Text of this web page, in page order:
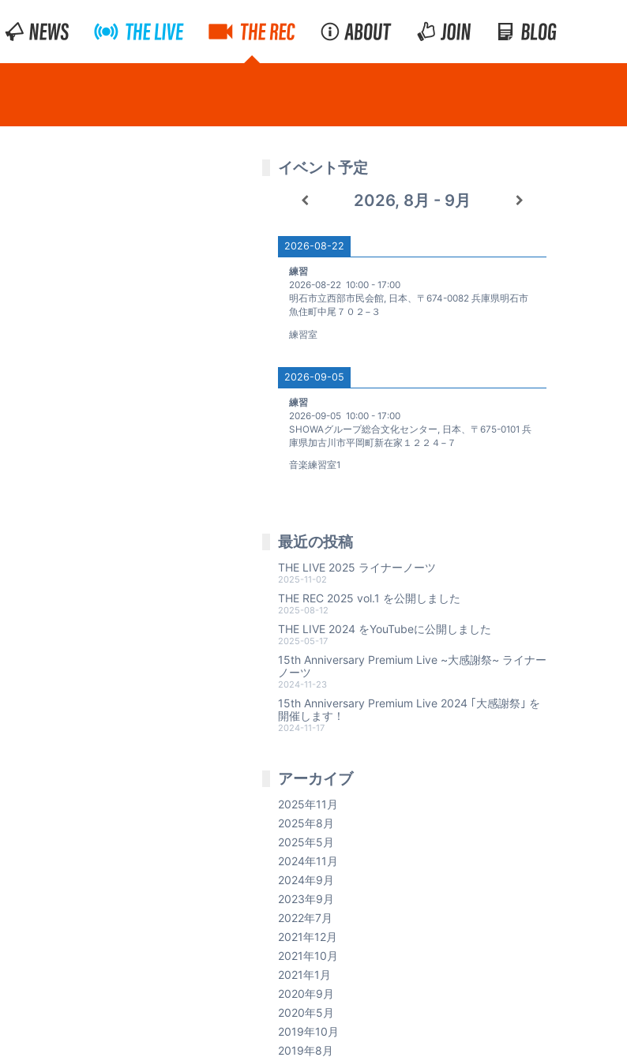
イベント予定
2026, 8月 - 9月
2026-08-22
練習
2026-08-22 10:00 - 17:00
明石市立西部市民会館, 日本、〒674-0082 兵庫県明石市
魚住町中尾７０２−３
練習室
2026-09-05
練習
2026-09-05 10:00 - 17:00
SHOWAグループ総合文化センター, 日本、〒675-0101 兵
庫県加古川市平岡町新在家１２２４−７
音楽練習室1
最近の投稿
THE LIVE 2025 ライナーノーツ
2025-11-02
THE REC 2025 vol.1 を公開しました
2025-08-12
THE LIVE 2024 をYouTubeに公開しました
2025-05-17
15th Anniversary Premium Live ~大感謝祭~ ライナー
ノーツ
2024-11-23
15th Anniversary Premium Live 2024 ｢大感謝祭｣ を
開催します！
2024-11-17
アーカイブ
2025年11月
2025年8月
2025年5月
2024年11月
2024年9月
2023年9月
2022年7月
2021年12月
2021年10月
2021年1月
2020年9月
2020年5月
2019年10月
2019年8月